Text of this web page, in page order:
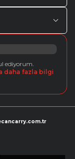
ediyorum.
daha fazla bilgi